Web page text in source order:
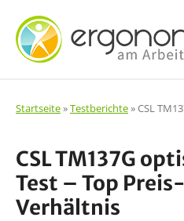
Inhalt
springen
Startseite»Testberichte»CSL
CSL TM137G
Test – Top
Verhältnis